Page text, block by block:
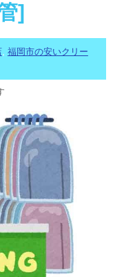
]
, 福岡市の安いクリー